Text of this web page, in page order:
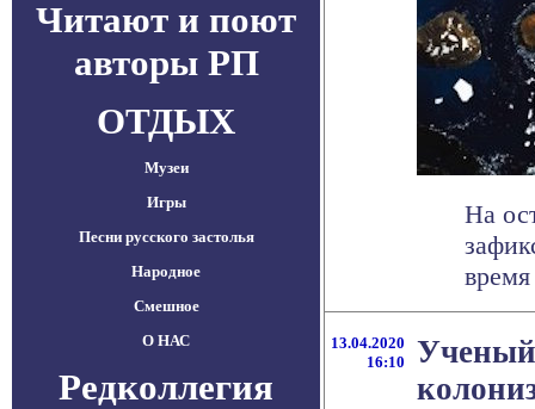
Читают и поют
авторы РП
ОТДЫХ
Музеи
Игры
Песни русского застолья
Народное
Смешное
О НАС
Редколлегия
На
13.04.2020
16:10
Ученый